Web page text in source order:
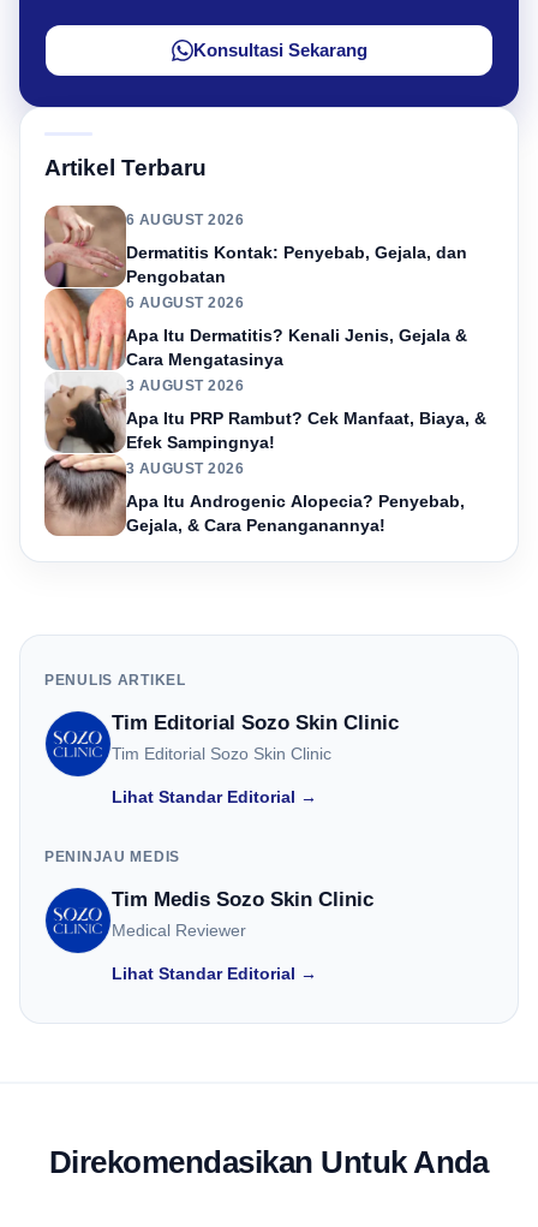
Konsultasi Sekarang
Artikel Terbaru
6 AUGUST 2026
Dermatitis Kontak: Penyebab, Gejala, dan
Pengobatan
6 AUGUST 2026
Apa Itu Dermatitis? Kenali Jenis, Gejala &
Cara Mengatasinya
3 AUGUST 2026
Apa Itu PRP Rambut? Cek Manfaat, Biaya, &
Efek Sampingnya!
3 AUGUST 2026
Apa Itu Androgenic Alopecia? Penyebab,
Gejala, & Cara Penanganannya!
PENULIS ARTIKEL
Tim Editorial Sozo Skin Clinic
Tim Editorial Sozo Skin Clinic
Lihat Standar Editorial →
PENINJAU MEDIS
Tim Medis Sozo Skin Clinic
Medical Reviewer
Lihat Standar Editorial →
Direkomendasikan Untuk Anda